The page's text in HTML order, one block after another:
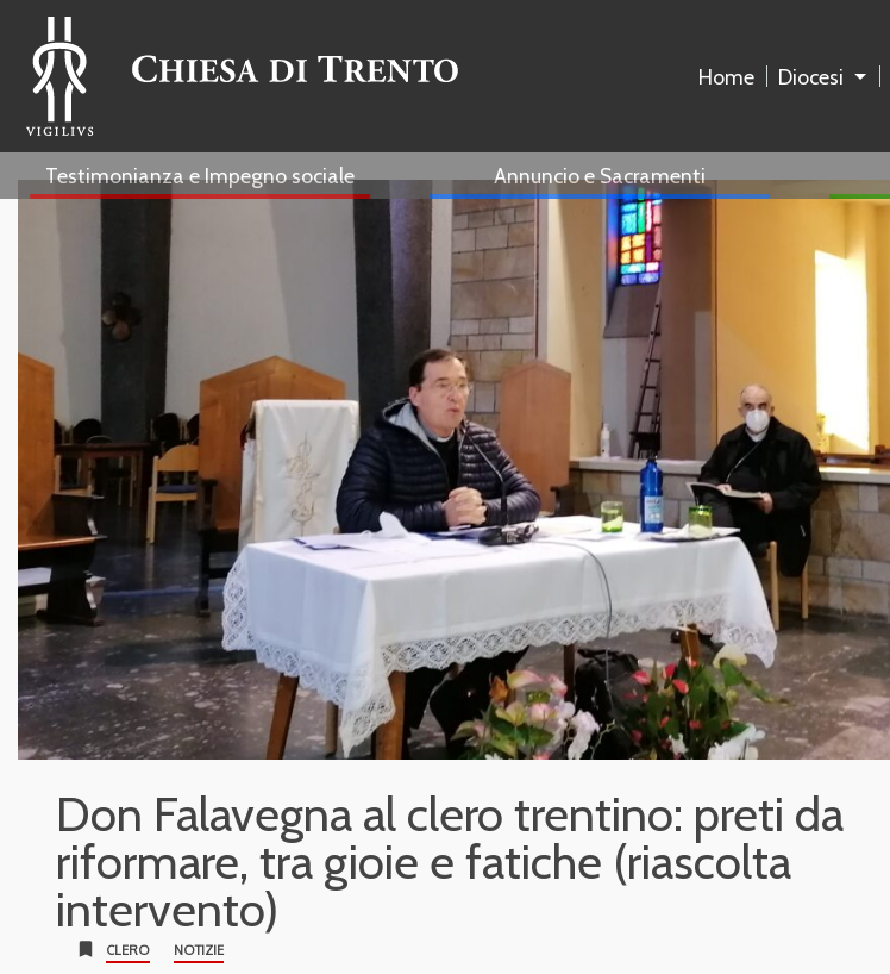
Home Diocesi
Testimonianza e Impegno sociale Annuncio e Sacramenti
Don Falavegna al clero trentino: preti da
riformare, tra gioie e fatiche (riascolta
intervento)
bookmark CLERO NOTIZIE